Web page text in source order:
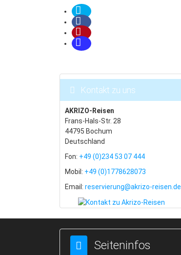
Kontakt zu uns
AKRIZO-Reisen
Frans-Hals-Str. 28
44795 Bochum
Deutschland
Fon: +49 (0)234 53 07 444
Mobil: +49 (0)1778628073
Email: reservierung@akrizo-reisen.de
Seiteninfos